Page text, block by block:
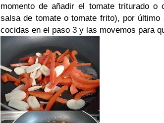
momento de añadir el tomate triturado o
salsa de tomate o tomate frito), por
cocidas en el paso 3 y las movemos para